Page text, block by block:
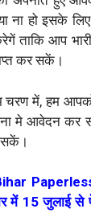
ना हो इसके
ताकि आप
कर सकें।
चरण में, हम
मे आवेदन कर
सकें।
में 15 जुलाई से